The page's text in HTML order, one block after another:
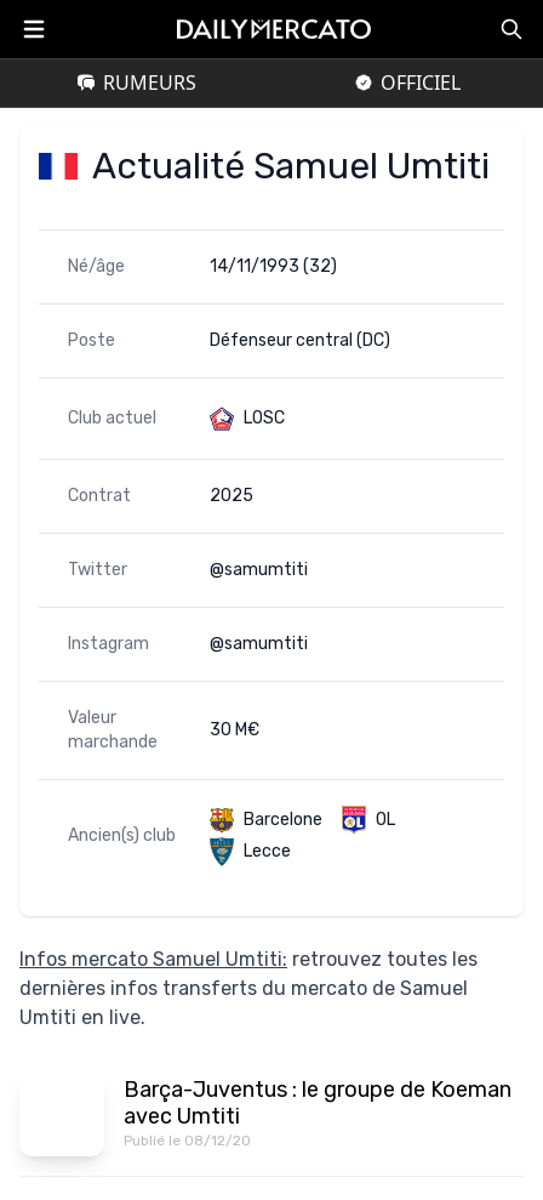
RUMEURS OFFICIEL
Actualité Samuel Umtiti
Né/âge 14/11/1993 (32)
Poste Défenseur central (DC)
Club actuel LOSC
Contrat 2025
Twitter @samumtiti
Instagram @samumtiti
Valeur
marchande
30 M€
Ancien(s) club
Barcelone
OL
Lecce
Infos mercato Samuel Umtiti: retrouvez toutes les
dernières infos transferts du mercato de Samuel
Umtiti en live.
Barça-Juventus : le groupe de Koeman
avec Umtiti
Publié le 08/12/20